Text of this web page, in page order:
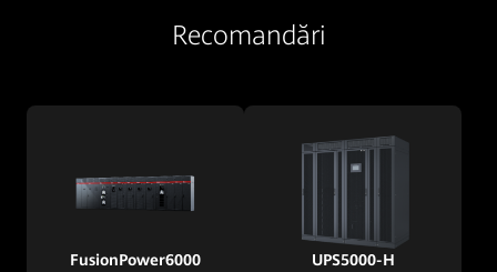
Recomandări
FusionPower6000 UPS5000-H